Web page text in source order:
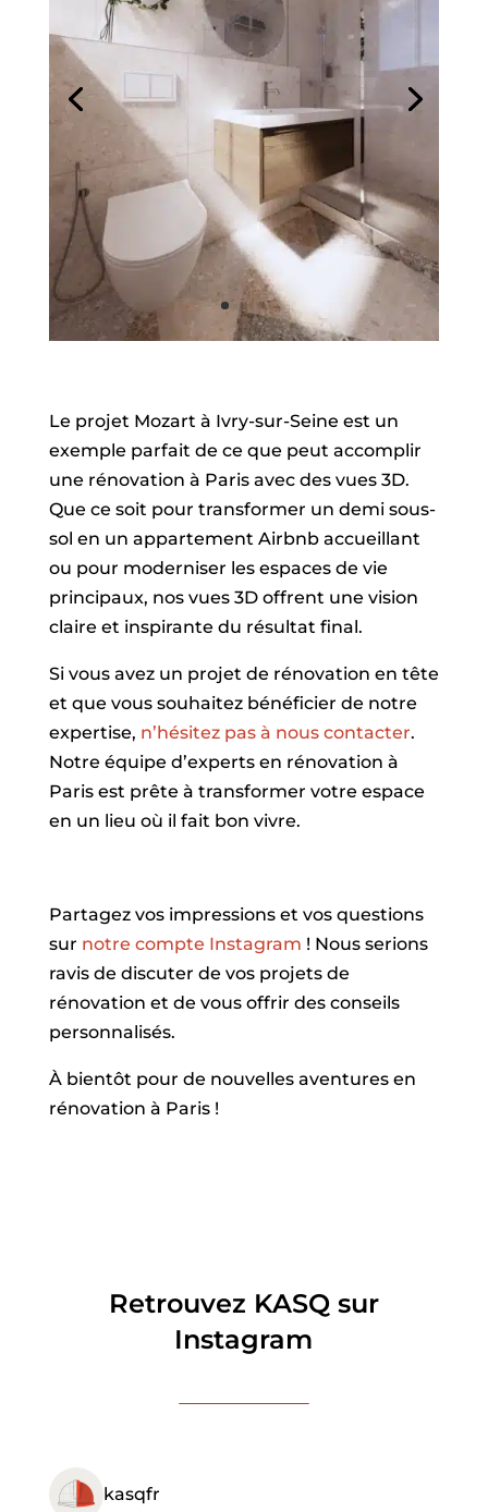
Le projet Mozart à Ivry-sur-Seine est un
exemple parfait de ce que peut accomplir
une rénovation à Paris avec des vues 3D.
Que ce soit pour transformer un demi sous-
sol en un appartement Airbnb accueillant
ou pour moderniser les espaces de vie
principaux, nos vues 3D offrent une vision
claire et inspirante du résultat final.
Si vous avez un projet de rénovation en tête
et que vous souhaitez bénéficier de notre
expertise, n’hésitez pas à nous contacter.
Notre équipe d’experts en rénovation à
Paris est prête à transformer votre espace
en un lieu où il fait bon vivre.
Partagez vos impressions et vos questions
sur notre compte Instagram ! Nous serions
ravis de discuter de vos projets de
rénovation et de vous offrir des conseils
personnalisés.
À bientôt pour de nouvelles aventures en
rénovation à Paris !
Retrouvez KASQ sur
Instagram
kasqfr